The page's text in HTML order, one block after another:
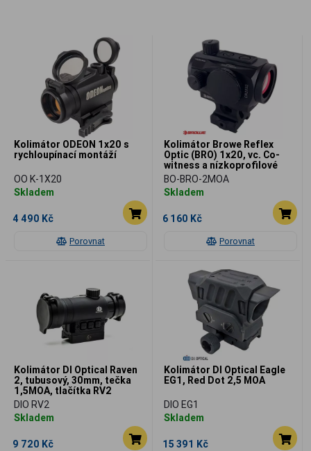
Porovnat
Kolimátor ODEON 1x20 s
rychloupínací montáží
OO K-1X20
Skladem
4 490 Kč
Porovnat
Kolimátor Browe Reflex
Optic (BRO) 1x20, vc. Co-
witness a nízkoprofilové
montáže Picatinny
BO-BRO-2MOA
Skladem
6 160 Kč
Kolimátor DI Optical Raven
2, tubusový, 30mm, tečka
1,5MOA, tlačítka RV2
DIO RV2
Skladem
9 720 Kč
Kolimátor DI Optical Eagle
EG1, Red Dot 2,5 MOA
DIO EG1
Skladem
15 391 Kč